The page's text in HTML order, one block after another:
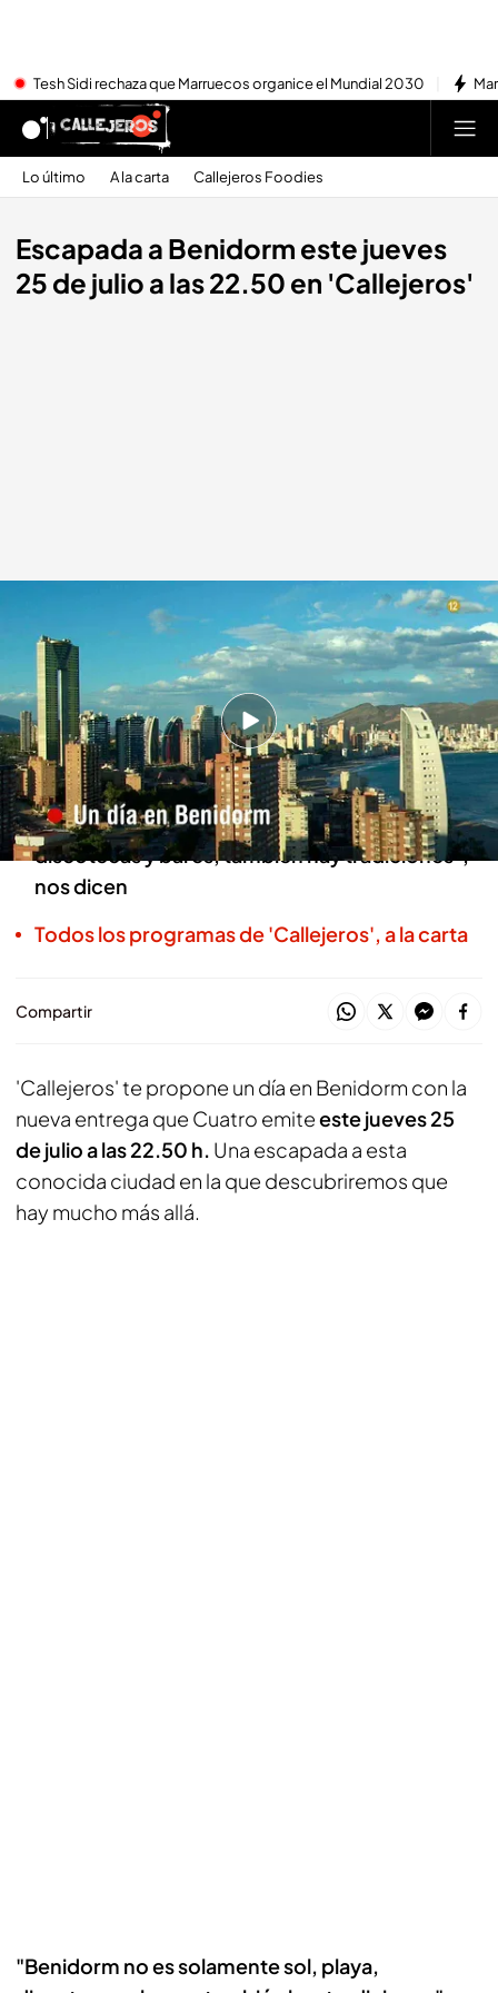
Tesh Sidi rechaza que Marruecos organice el Mundial 2030
Lo último A la carta Callejeros Foodies
Escapada a Benidorm este jueves
25 de julio a las 22.50 en 'Callejeros'
Callejeros
22 JUL 2024 - 13:38h.
El programa nos propone pasar un día en
Benidorm y conocer todo lo que ofrece
"Benidorm no es solamente sol, playa,
discotecas y bares, también hay tradiciones",
nos dicen
Todos los programas de 'Callejeros', a la carta
Compartir
'Callejeros' te propone un día en Benidorm con la
nueva entrega que Cuatro emiteeste jueves 25
de julio a las 22.50 h. Una escapada a esta
conocida ciudad en la que descubriremos que
hay mucho más allá.
"Benidorm no es solamente sol, playa,